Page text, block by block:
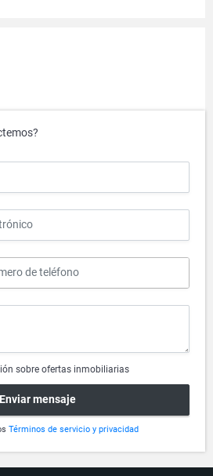
sobre ofertas inmobiliarias
Enviar mensaje
Términos de servicio y privacidad